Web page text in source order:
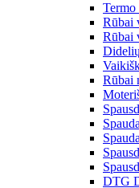
Termo
Rūbai
Rūbai
Rūbai
DTG